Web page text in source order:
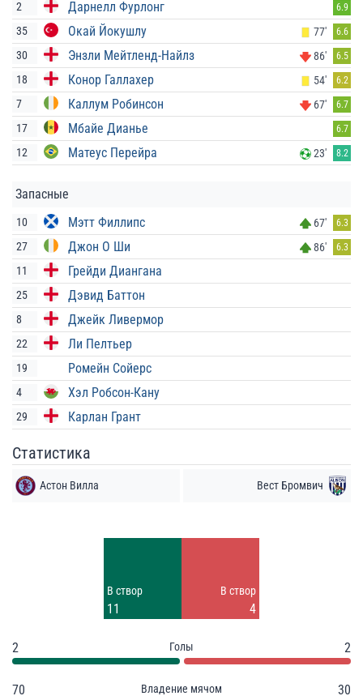
2 Дарнелл Фурлонг 6.9
35 Окай Йокушлу 77' 6.6
30 Энзли Мейтленд-Найлз 86' 6.5
18 Конор Галлахер 54' 6.2
7 Каллум Робинсон 67' 6.7
17 Мбайе Дианье 6.7
12 Матеус Перейра 23' 8.2
Запасные
10 Мэтт Филлипс 67' 6.3
27 Джон О Ши 86' 6.3
11 Грейди Диангана
25 Дэвид Баттон
8 Джейк Ливермор
22 Ли Пелтьер
19 Ромейн Сойерс
4 Хэл Робсон-Кану
29 Карлан Грант
Статистика
Астон Вилла Вест Бромвич
В створ
11
В створ
4
2 Голы 2
70 Владение мячом 30